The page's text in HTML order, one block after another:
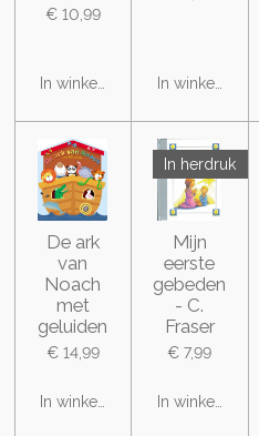
€ 10,99
In winkelwagen In winkelwagen
De ark
van
Noach
met
geluiden
€ 14,99
In winkelwagen
In herdruk
Mijn
eerste
gebeden
- C.
Fraser
€ 7,99
In winkelwagen